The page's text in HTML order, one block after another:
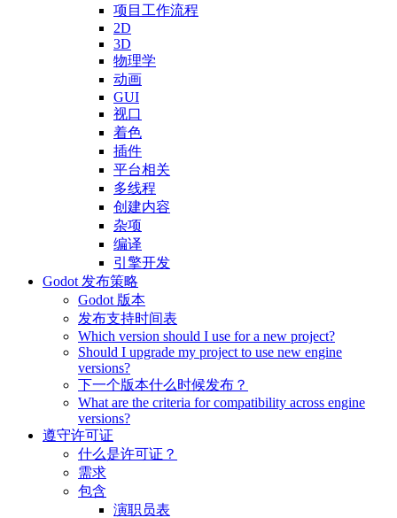
项目工作流程
2D
3D
物理学
动画
GUI
视口
着色
插件
平台相关
多线程
创建内容
杂项
编译
引擎开发
Godot 发布策略
Godot 版本
发布支持时间表
Which version should I use for a new project?
Should I upgrade my project to use new engine
versions?
下一个版本什么时候发布？
What are the criteria for compatibility across engine
versions?
遵守许可证
什么是许可证？
需求
包含
演职员表